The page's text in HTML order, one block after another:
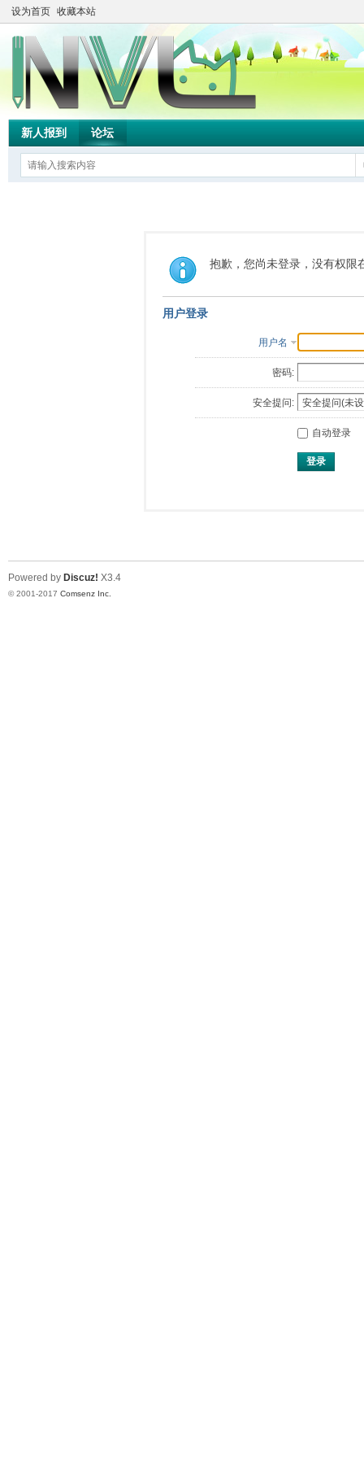
设为首页 收藏本站
新人报到 论坛
抱歉，您尚未登录，没有权限
用户登录
用户名
密码:
安全提问:
自动登录
登录
Powered by Discuz! X3.4
© 2001-2017 Comsenz Inc.